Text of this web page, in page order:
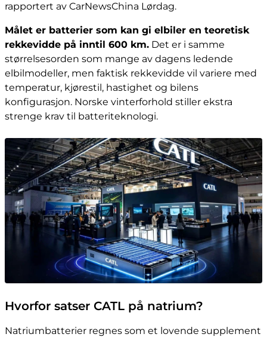
rapportert av CarNewsChina Lørdag.
Målet er batterier som kan gi elbiler en teoretisk
rekkevidde på inntil 600 km. Det er i samme
størrelsesorden som mange av dagens ledende
elbilmodeller, men faktisk rekkevidde vil variere med
temperatur, kjørestil, hastighet og bilens
konfigurasjon. Norske vinterforhold stiller ekstra
strenge krav til batteriteknologi.
Hvorfor satser CATL på natrium?
Natriumbatterier regnes som et lovende supplement